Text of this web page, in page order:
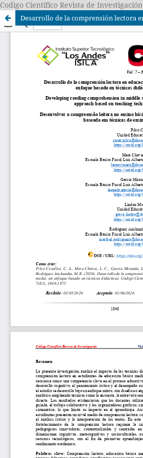
Codigo Científico Revista de Investigación